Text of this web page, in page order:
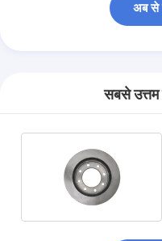
अब से
सबसे उत्तम